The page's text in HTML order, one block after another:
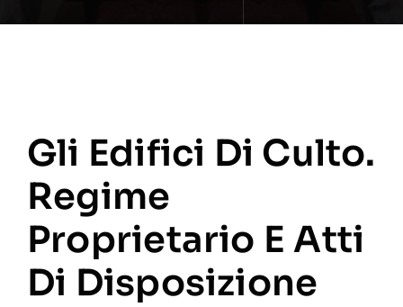
Gli Edifici Di Culto.
Regime
Proprietario E Atti
Di Disposizione